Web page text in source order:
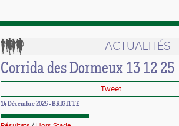
ACTUALITÉS
Corrida des Dormeux 13 12 25
Tweet
14 Décembre 2025 - BRIGITTE